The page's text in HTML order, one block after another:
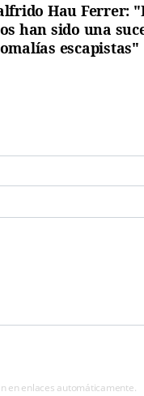
Hau Ferrer:
han sido una
escapistas"
en enlaces automáticamente.